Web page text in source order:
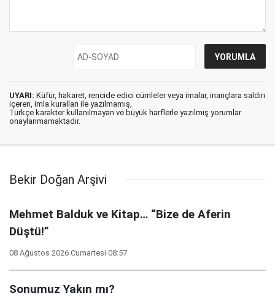
UYARI: Küfür, hakaret, rencide edici cümleler veya imalar, inançlara saldırı
içeren, imla kuralları ile yazılmamış,
Türkçe karakter kullanılmayan ve büyük harflerle yazılmış yorumlar
onaylanmamaktadır.
Bekir Doğan Arşivi
Mehmet Balduk ve Kitap… “Bize de Aferin
Düştü!”
08 Ağustos 2026 Cumartesi 08:57
Sonumuz Yakın mı?